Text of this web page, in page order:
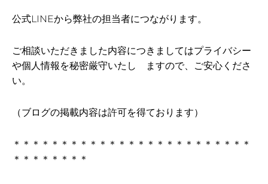
公式LINEから弊社の担当者につながります。
ご相談いただきました内容につきましてはプライバシー
や個人情報を秘密厳守いたし ますので、ご安心くださ
い。
（ブログの掲載内容は許可を得ております）
＊＊＊＊＊＊＊＊＊＊＊＊＊＊＊＊＊＊＊＊＊＊＊＊＊
＊＊＊＊＊＊＊＊